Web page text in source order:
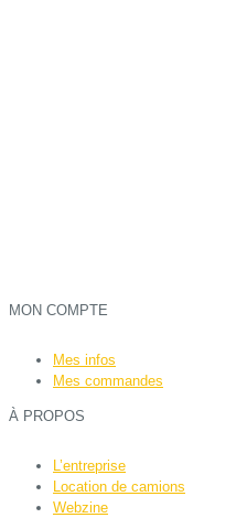
MON COMPTE
Mes infos
Mes commandes
À PROPOS
L’entreprise
Location de camions
Webzine